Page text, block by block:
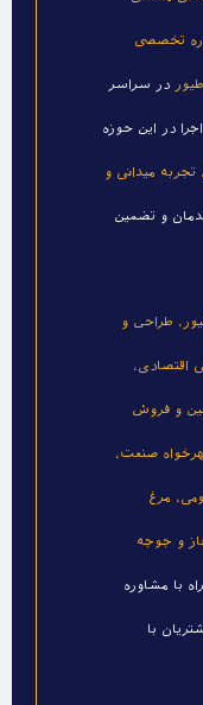
تخصصی
در سراسر
در این حوزه
تجربه میدانی و
و تضمین
طراحی و
اقتصادی،
و فروش
صنعت،
مرغ بومی، مرغ
و جوجه
با مشاوره
با